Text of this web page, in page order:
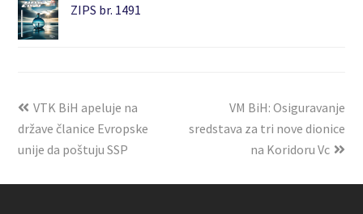
ZIPS br. 1491
VTK BiH apeluje na
države članice Evropske
unije da poštuju SSP
VM BiH: Osiguravanje
sredstava za tri nove dionice
na Koridoru Vc